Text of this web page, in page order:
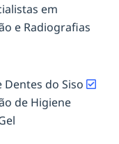
em
e Radiografias
Dentes do Siso
de Higiene